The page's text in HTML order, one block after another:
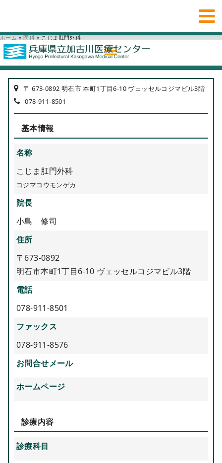
ホーム » 医科 » こじま肛門外科
〒 673-0892 明石市 本町1丁目6-10 ヴェッセルコジマビル3階
078-911-8501
基本情報
名称
こじま肛門外科
コジマコウモンゲカ
院長
小島 修司
住所
〒673-0892
明石市本町1丁目6-10 ヴェッセルコジマビル3階
電話
078-911-8501
ファックス
078-911-8576
お問合せメール
ホームページ
診療内容
診療科目